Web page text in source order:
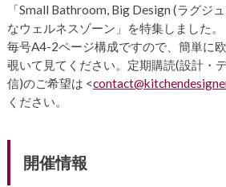
「Small Bathroom, Big Design (ラグジ
なウェルネスゾーン」を特集しました。
毎号A4-2ページ構成ですので、簡単に
覗いて見てください。定期購読(設計・
信)のご希望は <
ください。
開催情報